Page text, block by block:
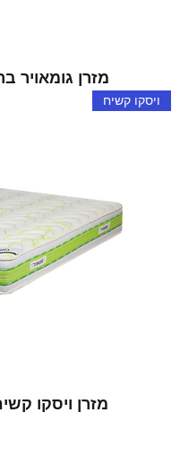
מזרן גומאויר בריאות 969
ויסקו קשיח
מזרן ויסקו